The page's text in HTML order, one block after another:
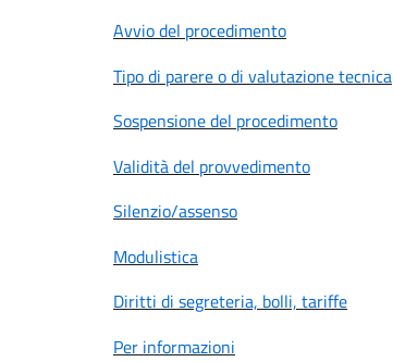
Avvio del procedimento
Tipo di parere o di valutazione tecnica
Sospensione del procedimento
Validità del provvedimento
Silenzio/assenso
Modulistica
Diritti di segreteria, bolli, tariffe
Per informazioni